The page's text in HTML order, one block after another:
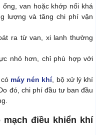
van hoặc khớp nối khá
lượng và tăng chi phí vận
ra từ van, xi lanh thường
nhỏ hơn, chỉ phù hợp với
máy nén khí, bộ xử lý khí
đó, chi phí đầu tư ban đầu
điều khiển khí